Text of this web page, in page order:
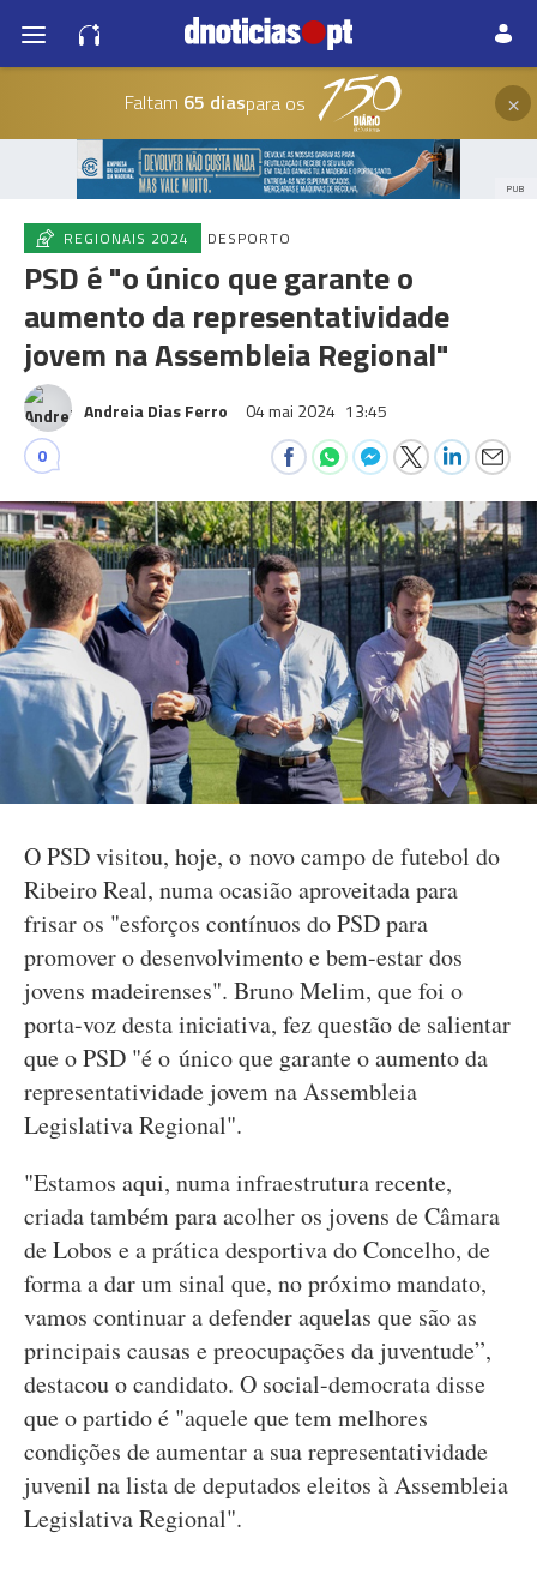
Faltam 65 diaspara os ×
PUB
REGIONAIS 2024 DESPORTO
PSD é "o único que garante o
aumento da representatividade
jovem na Assembleia Regional"
Andreia Dias Ferro 04 mai 2024 13:45
0
O PSD visitou, hoje, o novo campo de futebol do
Ribeiro Real, numa ocasião aproveitada para
frisar os "esforços contínuos do PSD para
promover o desenvolvimento e bem-estar dos
jovens madeirenses". Bruno Melim, que foi o
porta-voz desta iniciativa, fez questão de salientar
que o PSD "é o único que garante o aumento da
representatividade jovem na Assembleia
Legislativa Regional".
"Estamos aqui, numa infraestrutura recente,
criada também para acolher os jovens de Câmara
de Lobos e a prática desportiva do Concelho, de
forma a dar um sinal que, no próximo mandato,
vamos continuar a defender aquelas que são as
principais causas e preocupações da juventude”,
destacou o candidato. O social-democrata disse
que o partido é "aquele que tem melhores
condições de aumentar a sua representatividade
juvenil na lista de deputados eleitos à Assembleia
Legislativa Regional".